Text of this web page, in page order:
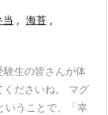
当 , 海苔 ,
験生の皆さんが体
くださいね。 マグ
いうことで、「幸